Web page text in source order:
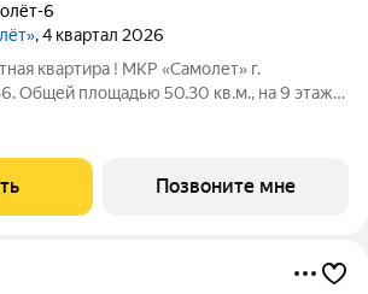
6
, 4 квартал 2026
квартира ! МКР «Самолет» г.
Общей площадью 50.30 кв.м., на 9 этаже.
жилой микрорайон, который
западе Краснодара, в районе Западного
Позвоните мне